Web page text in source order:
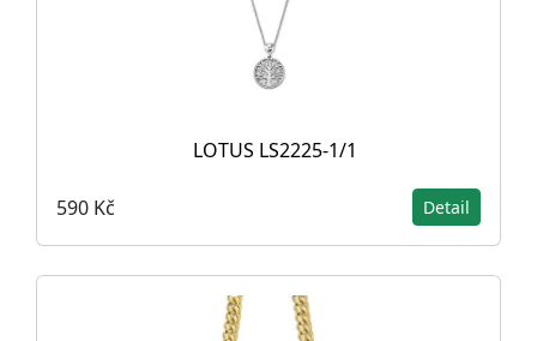
LOTUS LS2225-1/1
590 Kč Detail